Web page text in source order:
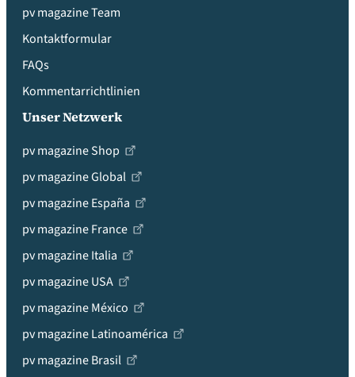
pv magazine Team
Kontaktformular
FAQs
Kommentarrichtlinien
Unser Netzwerk
pv magazine Shop
pv magazine Global
pv magazine España
pv magazine France
pv magazine Italia
pv magazine USA
pv magazine México
pv magazine Latinoamérica
pv magazine Brasil